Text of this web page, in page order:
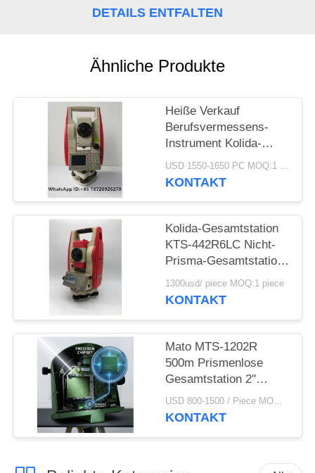
PRIVACY
POLICY
DETAILS ENTFALTEN
Ähnliche Produkte
Heiße Verkauf
Berufsvermessens-
Instrument Kolida-
Marken-billiger
Tachymeter
USD 1550-1650 PC MOQ:1 pc
KONTAKT
Kolida-Gesamtstation
KTS-442R6LC Nicht-
Prisma-Gesamtstation
600M
1300usd/ piece MOQ:1 piece
KONTAKT
Mato MTS-1202R
500m Prismenlose
Gesamtstation 2''
Genauigkeit
Doppelachs LCD-
USD 800-1500 / Piece MOQ:1 Stück
KONTAKT